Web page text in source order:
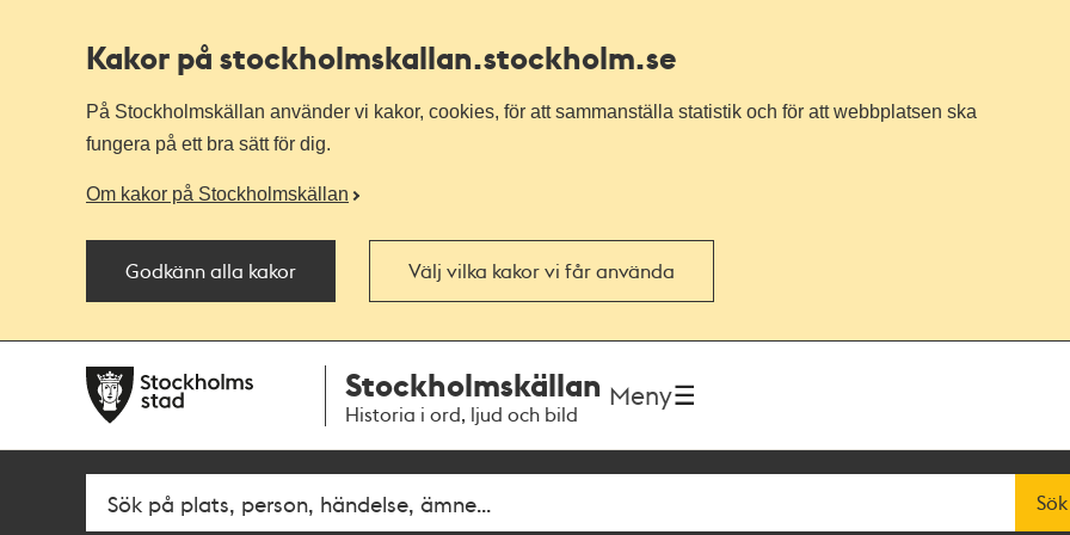
Kakor på stockholmskallan.stockholm.se
På Stockholmskällan använder vi kakor, cookies, för att sammanställa statistik och för att webbplatsen ska
fungera på ett bra sätt för dig.
Om kakor på Stockholmskällan
Godkänn alla kakor Välj vilka kakor vi får använda
navigationen
huvudinnehållet
Stockholmskällan
Historia i ord, ljud och bild
Meny
Fritextsök Sök